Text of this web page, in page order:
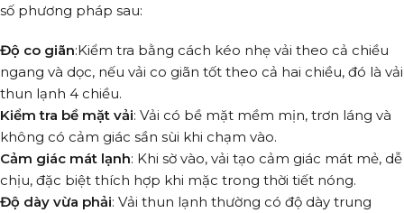
số phương pháp sau:
Độ co giãn:Kiểm tra bằng cách kéo nhẹ vải theo cả chiều
ngang và dọc, nếu vải co giãn tốt theo cả hai chiều, đó là vải
thun lạnh 4 chiều.
Kiểm tra bề mặt vải: Vải có bề mặt mềm mịn, trơn láng và
không có cảm giác sần sùi khi chạm vào.
Cảm giác mát lạnh: Khi sờ vào, vải tạo cảm giác mát mẻ, dễ
chịu, đặc biệt thích hợp khi mặc trong thời tiết nóng.
Độ dày vừa phải: Vải thun lạnh thường có độ dày trung